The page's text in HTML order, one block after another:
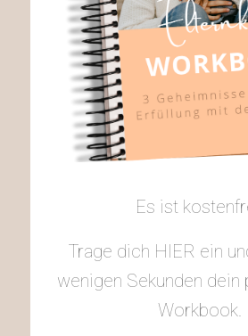
Es ist
Trage dich HIER ein
wenigen Sekunden
Workbook.